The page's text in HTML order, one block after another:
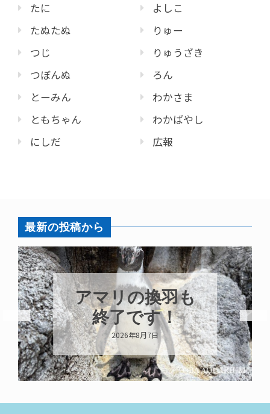
たに
たぬたぬ
つじ
つぼんぬ
とーみん
ともちゃん
にしだ
よしこ
りゅー
りゅうざき
ろん
わかさま
わかばやし
広報
最新の投稿から
トビウオ幼魚展
示中！
2026年8月6日